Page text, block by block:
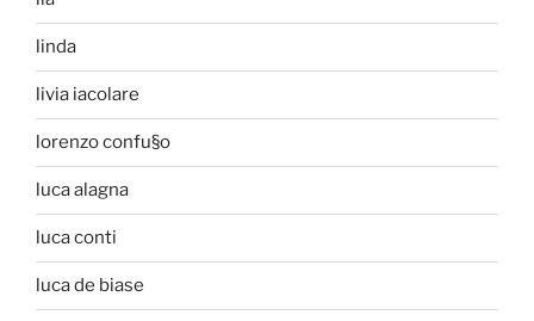
linda
livia iacolare
lorenzo confu§o
luca alagna
luca conti
luca de biase